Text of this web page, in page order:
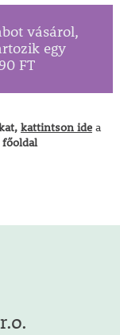
vásárol,
egy
FT
kattintson idea
főoldal